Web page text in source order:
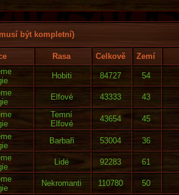
být kompletní)
Rasa Celkově Zemí
Hobiti 84727 54
Elfové 43333 43
Temní
Elfové
43654 45
Barbaři 53004 36
Lidé 92283 61
Nekromanti 110780 50